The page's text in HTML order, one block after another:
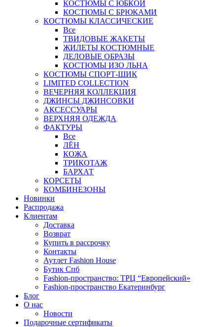
КОСТЮМЫ С ЮБКОЙ
КОСТЮМЫ С БРЮКАМИ
КОСТЮМЫ КЛАССИЧЕСКИЕ
Все
ТВИДОВЫЕ ЖАКЕТЫ
ЖИЛЕТЫ КОСТЮМНЫЕ
ДЕЛОВЫЕ ОБРАЗЫ
КОСТЮМЫ ИЗО ЛЬНА
КОСТЮМЫ СПОРТ-ШИК
LIMITED COLLECTION
ВЕЧЕРНЯЯ КОЛЛЕКЦИЯ
ДЖИНСЫ ДЖИНСОВКИ
АКСЕССУАРЫ
ВЕРХНЯЯ ОДЕЖДА
ФАКТУРЫ
Все
ЛЁН
КОЖА
ТРИКОТАЖ
БАРХАТ
КОРСЕТЫ
КОМБИНЕЗОНЫ
Новинки
Распродажа
Клиентам
Доставка
Возврат
Купить в рассрочку
Контакты
Аутлет Fashion House
Бутик Спб
Fashion-пространство: ТРЦ “Европейский»
Fashion-пространство Екатеринбург
Блог
О нас
Новости
Подарочные сертификаты